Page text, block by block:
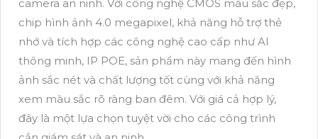
camera an ninh. Với công nghệ CMOS màu sắc đẹp,
chip hình ảnh 4.0 megapixel, khả năng hỗ trợ thẻ
nhớ và tích hợp các công nghệ cao cấp như AI
thông minh, IP POE, sản phẩm này mang đến hình
ảnh sắc nét và chất lượng tốt cùng với khả năng
xem màu sắc rõ ràng ban đêm. Với giá cả hợp lý,
đây là một lựa chọn tuyệt vời cho các công trình